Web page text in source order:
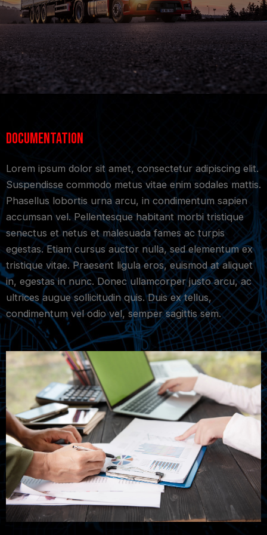
Documentation
Lorem ipsum dolor sit amet, consectetur adipiscing elit.
Suspendisse commodo metus vitae enim sodales mattis.
Phasellus lobortis urna arcu, in condimentum sapien
accumsan vel. Pellentesque habitant morbi tristique
senectus et netus et malesuada fames ac turpis
egestas. Etiam cursus auctor nulla, sed elementum ex
tristique vitae. Praesent ligula eros, euismod at aliquet
in, egestas in nunc. Donec ullamcorper justo arcu, ac
ultrices augue sollicitudin quis. Duis ex tellus,
condimentum vel odio vel, semper sagittis sem.